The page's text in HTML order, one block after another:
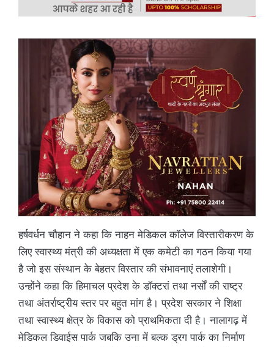
हर्षवर्धन चौहान ने कहा कि नाहन मेडिकल कॉलेज विस्तारीकरण के
लिए स्वास्थ्य मंत्री की अध्यक्षता में एक कमेटी का गठन किया गया
है जो इस संस्थान के बेहतर विस्तार की संभावनाएं तलाशेगी।
उन्होंने कहा कि हिमाचल प्रदेश के डॉक्टरां तथा नर्सों की राष्ट्र
तथा अंतर्राष्ट्रीय स्तर पर बहुत मांग है। प्रदेश सरकार ने शिक्षा
तथा स्वास्थ्य क्षेत्र के विकास को प्राथमिकता दी है। नालागढ़ में
मेडिकल डिवाईस पार्क जबकि उना में बल्क ड्रग पार्क का निर्माण